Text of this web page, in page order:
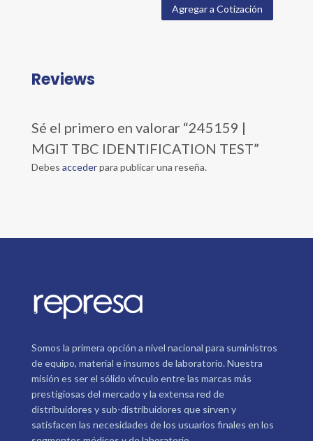
Agregar a Cotización
Reviews
Sé el primero en valorar “245159 |
MGIT TBC IDENTIFICATION TEST”
Debes accederpara publicar una reseña.
Somos la primera opción a nivel nacional para suministros
de equipo, material e insumos de laboratorio. Nuestra
misión es ser el sólido vínculo entre las marcas más
prestigiosas del mercado y la extensa red de
distribuidores y sub-distribuidores que sirven y
satisfacen las necesidades de los usuarios finales en los